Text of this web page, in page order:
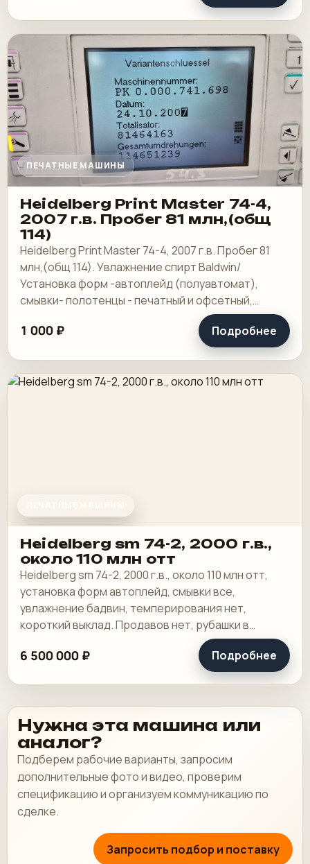
ПЕЧАТНЫЕ МАШИНЫ
Heidelberg Print Master 74-4,
2007 г.в. Пробег 81 млн,(общ
114)
Heidelberg Print Master 74-4, 2007 г.в. Пробег 81
млн,(общ 114). Увлажнение спирт Baldwin/
Установка форм -автоплейд (полуавтомат),
смывки- полотенцы - печатный и офсетный,
выносной пульт ClassicCenter -PM74 - краски и.
1 000 ₽ Подробнее
Heidelberg sm 74-2, 2000 г.в.,
около 110 млн отт
Heidelberg sm 74-2, 2000 г.в., около 110 млн отт,
установка форм автоплейд, смывки все,
увлажнение бадвин, темперирования нет,
короткий выклад. Продавов нет, рубашки в
хорошем состоянии, таскалки и цепи в хорошем.
6 500 000 ₽ Подробнее
Нужна эта машина или
аналог?
Подберем рабочие варианты, запросим
дополнительные фото и видео, проверим
спецификацию и организуем коммуникацию по
сделке.
Запросить подбор и поставку